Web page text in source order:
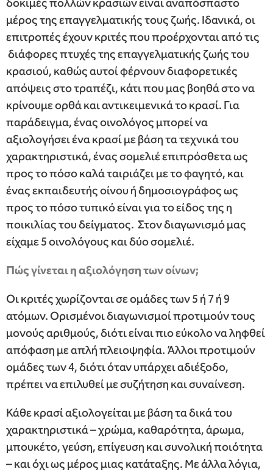
μέρος της επαγγελματικής τους ζωής. Ιδανικά, οι
επιτροπές έχουν κριτές που προέρχονται από τις
διάφορες πτυχές της επαγγελματικής ζωής του
κρασιού, καθώς αυτοί φέρνουν διαφορετικές
απόψεις στο τραπέζι, κάτι που μας βοηθά στο να
κρίνουμε ορθά και αντικειμενικά το κρασί. Για
παράδειγμα, ένας οινολόγος μπορεί να
αξιολογήσει ένα κρασί με βάση τα τεχνικά του
χαρακτηριστικά, ένας σομελιέ επιπρόσθετα ως
προς το πόσο καλά ταιριάζει με το φαγητό, και
ένας εκπαιδευτής οίνου ή δημοσιογράφος ως
προς το πόσο τυπικό είναι για το είδος της η
ποικιλίας του δείγματος. Στον διαγωνισμό μας
είχαμε 5 οινολόγους και δύο σομελιέ.
Πώς γίνεται η αξιολόγηση των οίνων;
Οι κριτές χωρίζονται σε ομάδες των 5 ή 7 ή 9
ατόμων. Ορισμένοι διαγωνισμοί προτιμούν τους
μονούς αριθμούς, διότι είναι πιο εύκολο να ληφθεί
απόφαση με απλή πλειοψηφία. Άλλοι προτιμούν
ομάδες των 4, διότι όταν υπάρχει αδιέξοδο,
πρέπει να επιλυθεί με συζήτηση και συναίνεση.
Κάθε κρασί αξιολογείται με βάση τα δικά του
χαρακτηριστικά – χρώμα, καθαρότητα, άρωμα,
μπουκέτο, γεύση, επίγευση και συνολική ποιότητα
– και όχι ως μέρος μιας κατάταξης. Με άλλα λόγια,